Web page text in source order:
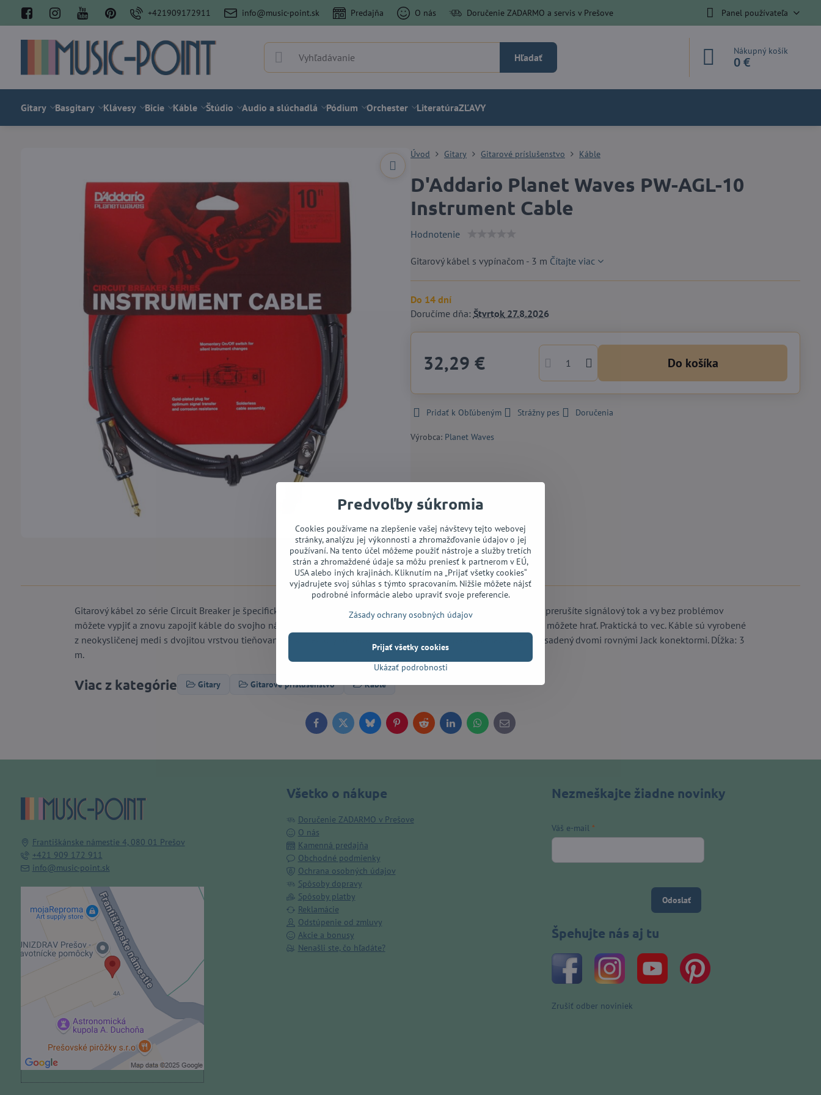
+421909172911 info@music-point.sk Predajňa O nás Doručenie ZADARMO a servis v Prešove Panel používateľa
Hľadať
Nákupný košík
0 €
Gitary Basgitary Klávesy Bicie Káble Štúdio Audio a slúchadlá Pódium Orchester LiteratúraZĽAVY
Úvod Gitary Gitarové príslušenstvo Káble
D'Addario Planet Waves PW-AGL-10
Instrument Cable
Hodnotenie
Gitarový kábel s vypínačom - 3 m Čítajte viac
Do 14 dní
Doručíme dňa: Štvrtok27.8.2026
32,29 € Do košíka
Pridať k Obľúbeným Strážny pes Doručenia
Výrobca: Planet Waves
Popis Recenzie 0 Diskusia
Gitarový kábel zo série Circuit Breaker je špecifický svojím vstavaným Cut-Off vypínačom. Stlačením tohto tlačidla prerušíte signálový tok a vy bez problémov
môžete vypjiť a znovu zapojiť káble do svojho nástroja. Opätovným stlačením vypínača sa signálový tok obnoví a môžete hrať. Praktická to vec. Káble sú vyrobené
z neokysličenej medi s dvojitou vrstvou tieňovania a konektory sú zapojené metódou bez spájkovania. Kábel je osadený dvomi rovnými Jack konektormi. Dĺžka: 3
m.
Viac z kategórie Gitary Gitarové príslušenstvo Káble
FacebookTwitterBlueskyPinterestRedditLinkedInWhatsApp
E-
mail
Františkánske námestie 4, 080 01 Prešov
+421 909 172 911
info@music-point.sk
Externý obsah je blokovaný
Voľbami súkromia
Prajete si načítať externý obsah?
Povoliť tentokrát
Povoliť a zapamätať - súhlas s
druhom cookie: Funkčné
Otvoriť obsah v novom okne
Všetko o nákupe
Doručenie ZADARMO v Prešove
O nás
Kamenná predajňa
Obchodné podmienky
Ochrana osobných údajov
Spôsoby dopravy
Spôsoby platby
Reklamácie
Odstúpenie od zmluvy
Akcie a bonusy
Nenašli ste, čo hľadáte?
Nezmeškajte žiadne novinky
Váš e-mail*
Odoslať
Špehujte nás aj tu
Zrušiť odber noviniek
Predvoľby súkromia
Cookies používame na zlepšenie vašej návštevy tejto webovej
stránky, analýzu jej výkonnosti a zhromažďovanie údajov o jej
používaní. Na tento účel môžeme použiť nástroje a služby tretích
strán a zhromaždené údaje sa môžu preniesť k partnerom v EÚ,
USA alebo iných krajinách. Kliknutím na „Prijať všetky cookies“
vyjadrujete svoj súhlas s týmto spracovaním. Nižšie môžete nájsť
podrobné informácie alebo upraviť svoje preferencie.
Zásady ochrany osobných údajov
Ukázať podrobnosti
Prijať všetky cookies